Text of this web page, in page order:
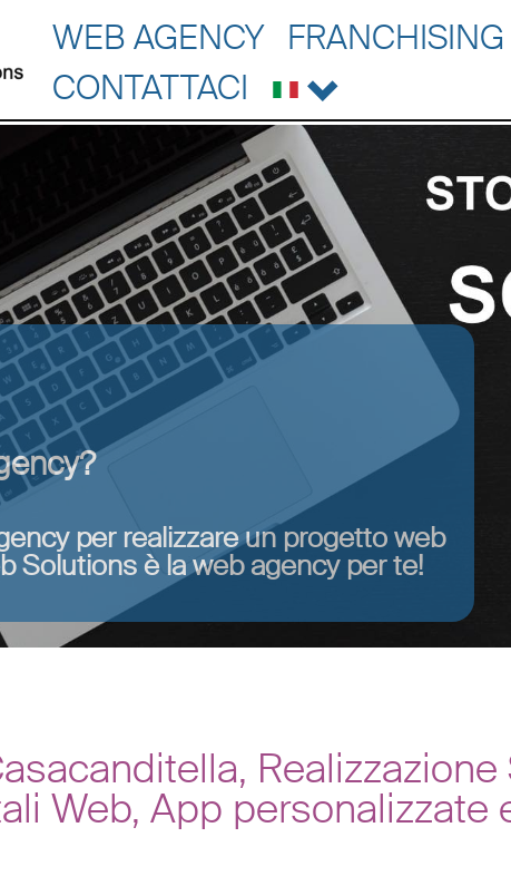
WEB AGENCY FRANCHISING
CONTATTACI
per realizzare un progetto web
Solutions è la web agency per te!
Web, App personalizzate